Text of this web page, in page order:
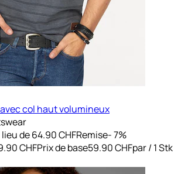
col haut volumineux
de 64.90 CHFRemise- 7%
CHFPrix de base59.90 CHFpar/ 1 Stk